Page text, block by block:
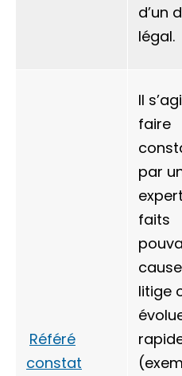
d’un
légal.
Référé
constat
Il
faire
par
faits
litige